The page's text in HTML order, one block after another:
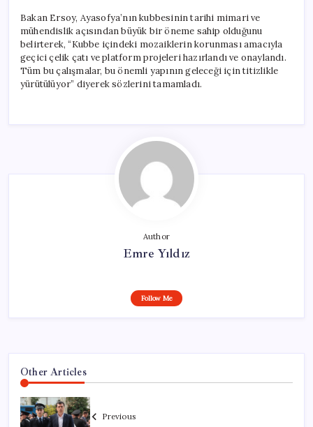
Bakan Ersoy, Ayasofya’nın kubbesinin tarihi mimari ve
mühendislik açısından büyük bir öneme sahip olduğunu
belirterek, “Kubbe içindeki mozaiklerin korunması amacıyla
geçici çelik çatı ve platform projeleri hazırlandı ve onaylandı.
Tüm bu çalışmalar, bu önemli yapının geleceği için titizlikle
yürütülüyor” diyerek sözlerini tamamladı.
Author
Emre Yıldız
Follow Me
Other Articles
Previous